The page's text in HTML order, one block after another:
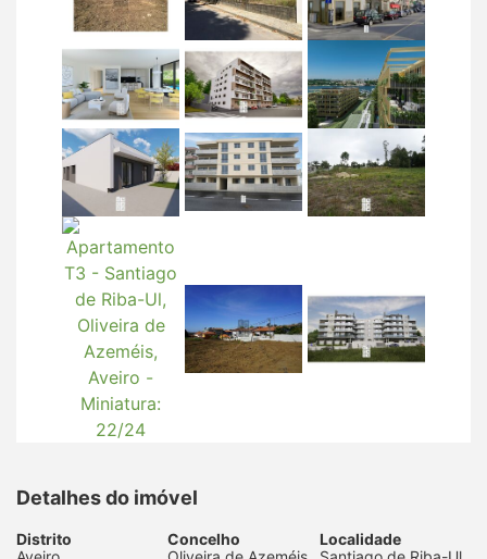
Detalhes do imóvel
Distrito
Concelho
Localidade